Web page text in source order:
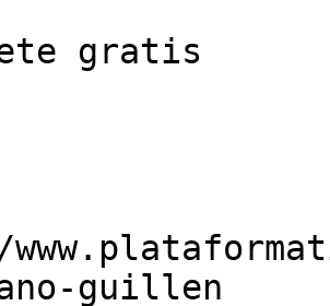
gratis